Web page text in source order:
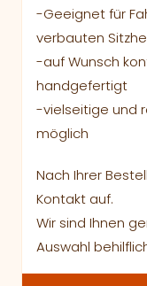
-Geeignet für
verbauten
-auf Wunsch
handgefertigt
-vielseitige und
möglich
Nach Ihrer
Kontakt auf.
Wir sind Ihnen
Auswahl